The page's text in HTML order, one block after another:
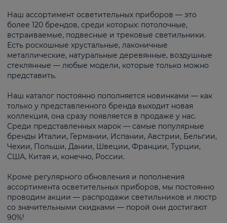
Наш ассортимент осветительных приборов — это
более 120 брендов, среди которых: потолочные,
встраиваемые, подвесные и трековые светильники.
Есть роскошные хрустальные, лаконичные
металлические, натуральные деревянные, воздушные
стеклянные — любые модели, которые только можно
представить.
Наш каталог постоянно пополняется новинками — как
только у представленного бренда выходит новая
коллекция, она сразу появляется в продаже у нас.
Среди представленных марок — самые популярные
бренды Италии, Германии, Испании, Австрии, Бельгии,
Чехии, Польши, Дании, Швеции, Франции, Турции,
США, Китая и, конечно, России.
Кроме регулярного обновления и пополнения
ассортимента осветительных приборов, мы постоянно
проводим акции — распродажи светильников и люстр
со значительными скидками — порой они достигают
90%!